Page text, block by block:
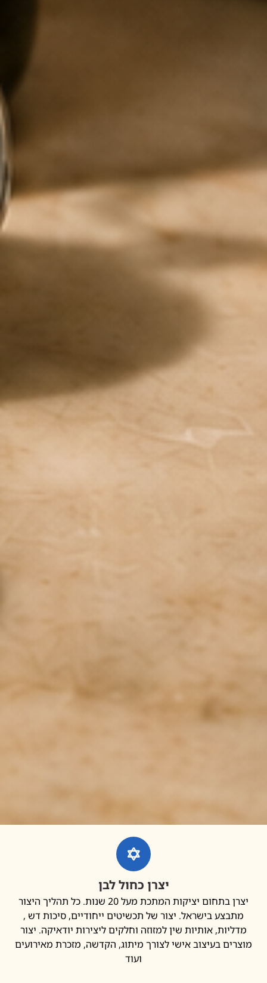
יצרן כחול לבן
יצרן בתחום יציקות המתכת מעל 20 שנות. כל תהליך היצור
בישראל. יצור של תכשיטים ייחודיים, סיכות דש ,
אותיות שין למזוזה וחלקים ליצירות יודאיקה. יצור
בעיצוב אישי לצורך מיתוג, הקדשה, מזכרת מאירועים